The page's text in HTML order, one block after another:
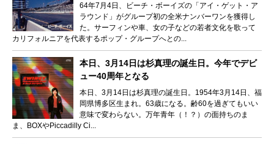
64年7月4日、ビーチ・ボーイズの「アイ・ゲット・ア
ラウンド」がグループ初の全米ナンバーワンを獲得し
た。サーフィンや車、女の子などの若者文化を歌って
カリフォルニアを代表するポップ・グループへとの...
本日、3月14日は杉真理の誕生日。今年でデビ
ュー40周年となる
本日、3月14日は杉真理の誕生日。1954年3月14日、福
岡県博多区生まれ。63歳になる。齢60を過ぎてもいい
意味で変わらない。万年青年（！？）の面持ちのま
ま、BOXやPiccadilly Ci...